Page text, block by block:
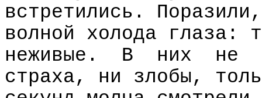
встретились. Поразили,
волной холода глаза:
неживые.
В них
не
страха, ни злобы,